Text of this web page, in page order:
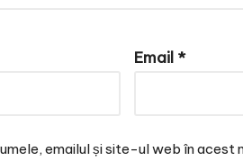
Email *
emailul și site-ul web în